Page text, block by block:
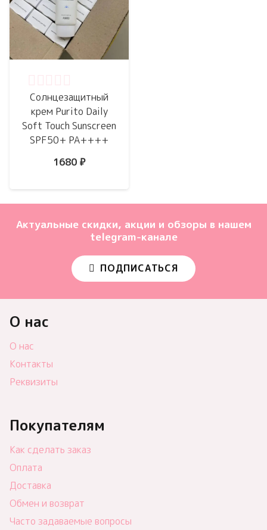
Cолнцезащитный
крем Purito Daily
Soft Touch Sunscreen
SPF50+ PA++++
1680 ₽
Актуальные скидки, акции и обзоры в нашем
telegram-канале
ПОДПИСАТЬСЯ
О нас
О нас
Контакты
Реквизиты
Покупателям
Как сделать заказ
Оплата
Доставка
Обмен и возврат
Часто задаваемые вопросы